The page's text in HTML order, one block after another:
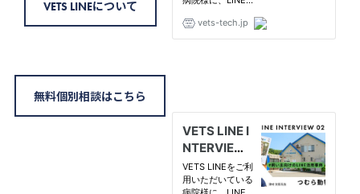
VETS LINEについて
無料個別相談はこちら